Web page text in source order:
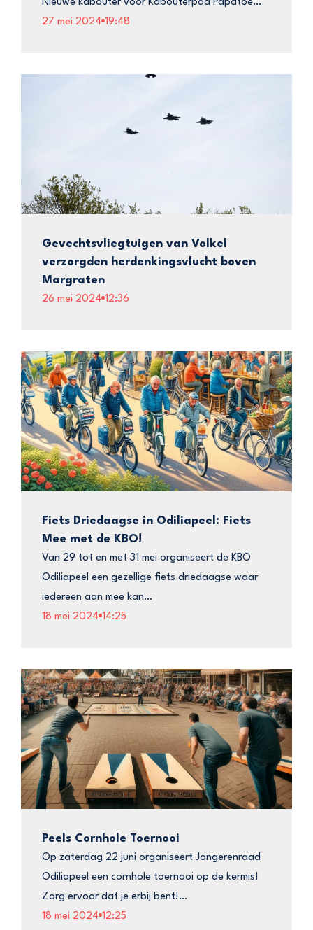
Nieuwe kabouter voor Kabouterpad Papatoe…
27 mei 2024 19:48
Gevechtsvliegtuigen van Volkel
verzorgden herdenkingsvlucht boven
Margraten
26 mei 2024 12:36
Fiets Driedaagse in Odiliapeel: Fiets
Mee met de KBO!
Van 29 tot en met 31 mei organiseert de KBO
Odiliapeel een gezellige fiets driedaagse waar
iedereen aan mee kan…
18 mei 2024 14:25
Peels Cornhole Toernooi
Op zaterdag 22 juni organiseert Jongerenraad
Odiliapeel een cornhole toernooi op de kermis!
Zorg ervoor dat je erbij bent!…
18 mei 2024 12:25